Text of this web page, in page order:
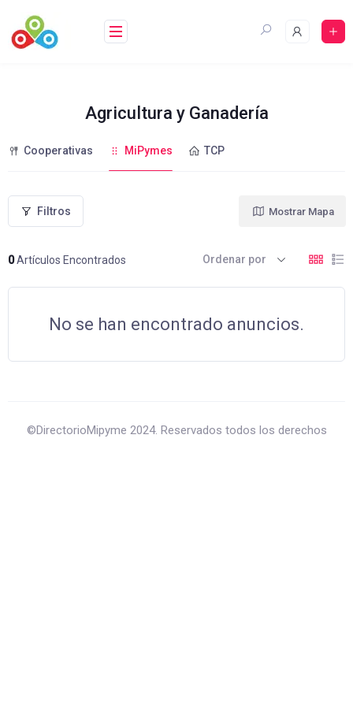
contenido
Agricultura y Ganadería
Cooperativas MiPymes TCP
Filtros
0Artículos Encontrados
Mostrar Mapa
Ordenar por
No se han encontrado anuncios.
©DirectorioMipyme 2024. Reservados todos los derechos